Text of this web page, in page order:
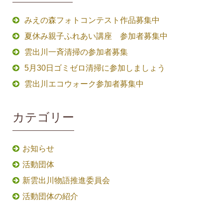
みえの森フォトコンテスト作品募集中
夏休み親子ふれあい講座 参加者募集中
雲出川一斉清掃の参加者募集
5月30日ゴミゼロ清掃に参加しましょう
雲出川エコウォーク参加者募集中
カテゴリー
お知らせ
活動団体
新雲出川物語推進委員会
活動団体の紹介